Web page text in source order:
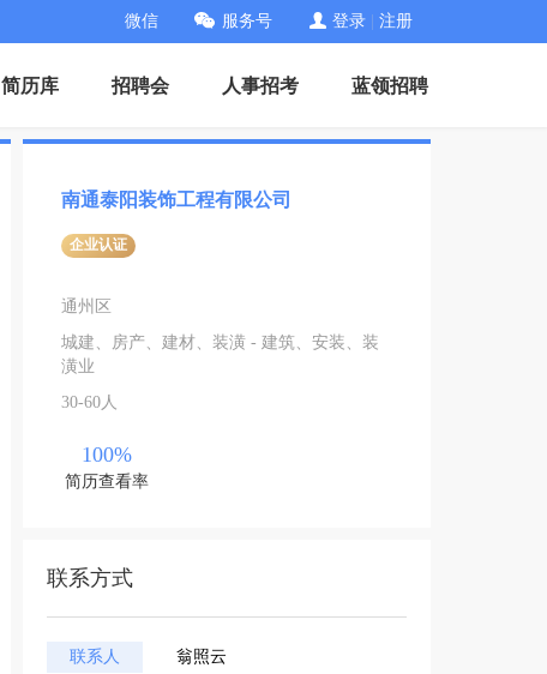
微信 服务号 登录 注册
简历库 招聘会 人事招考 蓝领招聘
南通泰阳装饰工程有限公司
企业认证
通州区
城建、房产、建材、装潢 - 建筑、安装、装
潢业
30-60人
100%
简历查看率
联系方式
联系人 翁照云